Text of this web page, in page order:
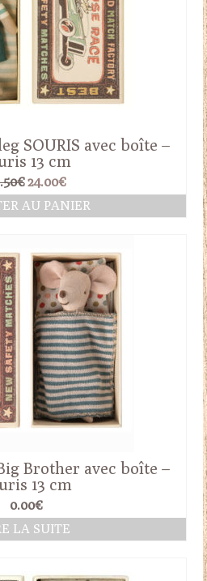
SOURIS avec boîte –
13 cm
€ Le
prix
initial
24.00€Le
prix
actuel
AU PANIER
Brother avec boîte –
13 cm
0.00€
LA SUITE